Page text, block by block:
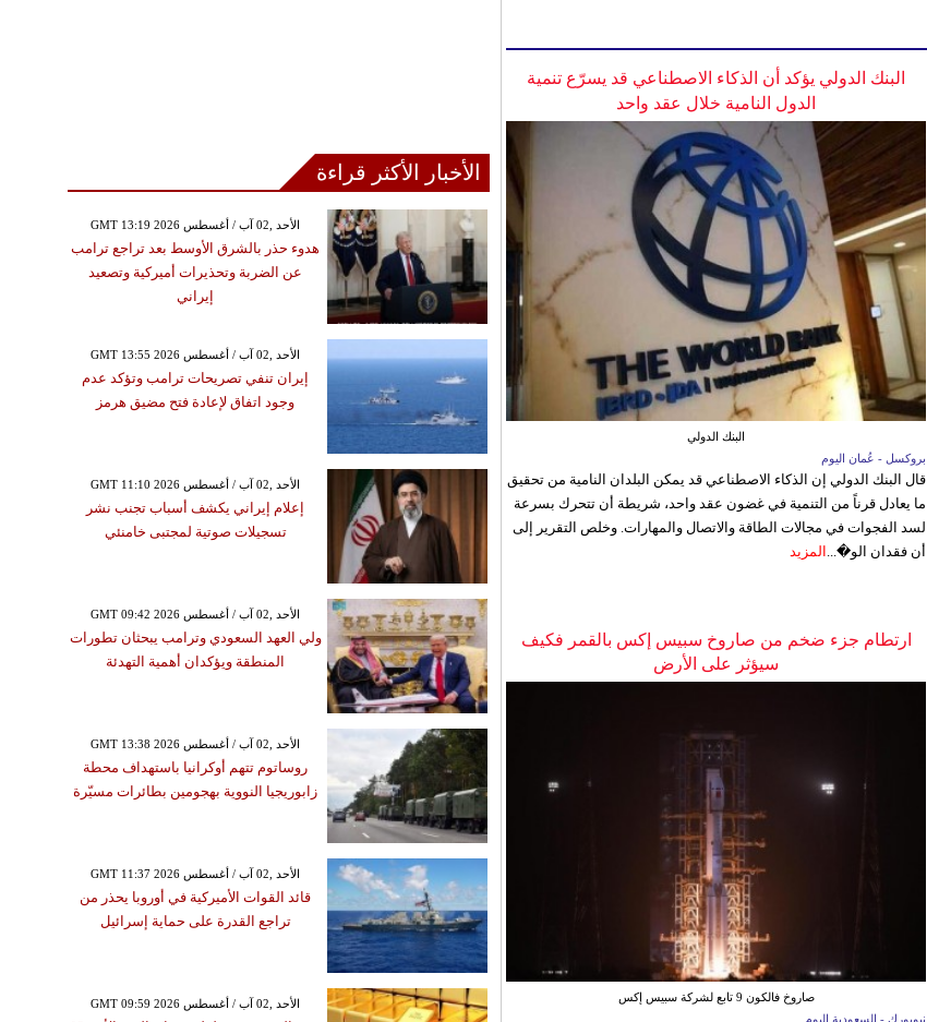
البنك الدولي يؤكد أن الذكاء الاصطناعي قد يسرّع تنمية
الدول النامية خلال عقد واحد
البنك الدولي
بروكسل - عُمان اليوم
قال البنك الدولي إن الذكاء الاصطناعي قد يمكن البلدان النامية من تحقيق
ما يعادل قرناً من التنمية في غضون عقد واحد، شريطة أن تتحرك بسرعة
لسد الفجوات في مجالات الطاقة والاتصال والمهارات. وخلص التقرير إلى
أن فقدان الو�... المزيد
ارتطام جزء ضخم من صاروخ سبيس إكس بالقمر فكيف
سيؤثر على الأرض
صاروخ فالكون 9 تابع لشركة سبيس إكس
نيويورك - السعودية اليوم
الأخبار الأكثر قراءة
GMT 13:19 2026 الأحد ,02 آب / أغسطس
هدوء حذر بالشرق الأوسط بعد تراجع ترامب
عن الضربة وتحذيرات أميركية وتصعيد
إيراني
GMT 13:55 2026 الأحد ,02 آب / أغسطس
إيران تنفي تصريحات ترامب وتؤكد عدم
وجود اتفاق لإعادة فتح مضيق هرمز
GMT 11:10 2026 الأحد ,02 آب / أغسطس
إعلام إيراني يكشف أسباب تجنب نشر
تسجيلات صوتية لمجتبى خامنئي
GMT 09:42 2026 الأحد ,02 آب / أغسطس
ولي العهد السعودي وترامب يبحثان تطورات
المنطقة ويؤكدان أهمية التهدئة
GMT 13:38 2026 الأحد ,02 آب / أغسطس
روساتوم تتهم أوكرانيا باستهداف محطة
زابوريجيا النووية بهجومين بطائرات مسيّرة
GMT 11:37 2026 الأحد ,02 آب / أغسطس
قائد القوات الأميركية في أوروبا يحذر من
تراجع القدرة على حماية إسرائيل
GMT 09:59 2026 الأحد ,02 آب / أغسطس